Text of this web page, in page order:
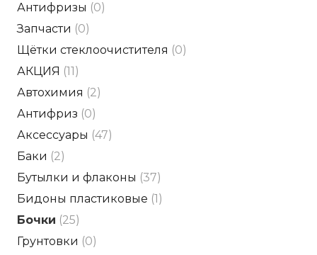
Антифризы (0)
Запчасти (0)
Щётки стеклоочистителя (0)
АКЦИЯ (11)
Автохимия (2)
Антифриз (0)
Аксессуары (47)
Баки (2)
Бутылки и флаконы (37)
Бидоны пластиковые (1)
Бочки (25)
Грунтовки (0)